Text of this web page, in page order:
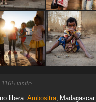
visite.
libera. Ambositra, Madagascar.